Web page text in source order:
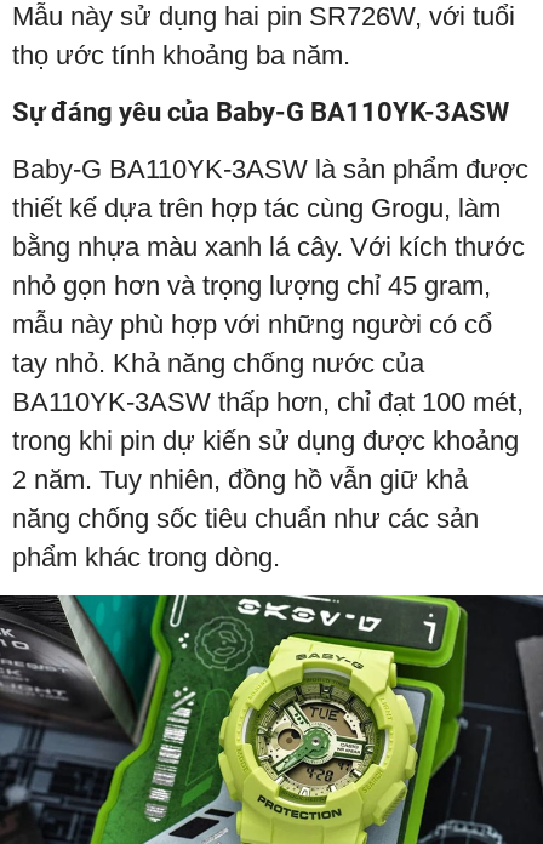
Mẫu này sử dụng hai pin SR726W, với tuổi
thọ ước tính khoảng ba năm.
Sự đáng yêu của Baby-G BA110YK-3ASW
Baby-G BA110YK-3ASW là sản phẩm được
thiết kế dựa trên hợp tác cùng Grogu, làm
bằng nhựa màu xanh lá cây. Với kích thước
nhỏ gọn hơn và trọng lượng chỉ 45 gram,
mẫu này phù hợp với những người có cổ
tay nhỏ. Khả năng chống nước của
BA110YK-3ASW thấp hơn, chỉ đạt 100 mét,
trong khi pin dự kiến sử dụng được khoảng
2 năm. Tuy nhiên, đồng hồ vẫn giữ khả
năng chống sốc tiêu chuẩn như các sản
phẩm khác trong dòng.